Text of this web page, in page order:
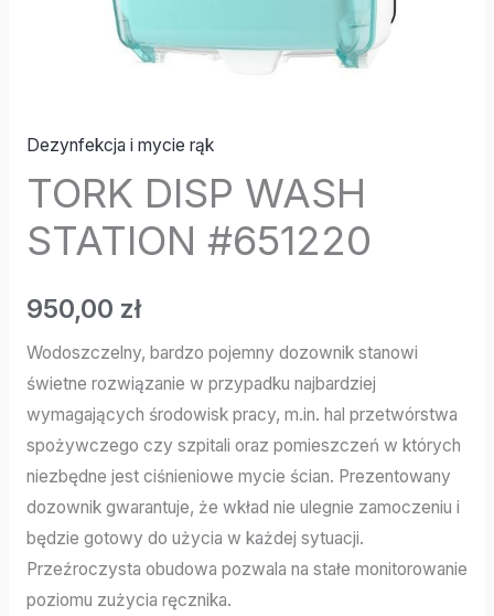
Dezynfekcja i mycie rąk
TORK DISP WASH
STATION #651220
950,00 zł
Wodoszczelny, bardzo pojemny dozownik stanowi
świetne rozwiązanie w przypadku najbardziej
wymagających środowisk pracy, m.in. hal przetwórstwa
spożywczego czy szpitali oraz pomieszczeń w których
niezbędne jest ciśnieniowe mycie ścian. Prezentowany
dozownik gwarantuje, że wkład nie ulegnie zamoczeniu i
będzie gotowy do użycia w każdej sytuacji.
Przeźroczysta obudowa pozwala na stałe monitorowanie
poziomu zużycia ręcznika.